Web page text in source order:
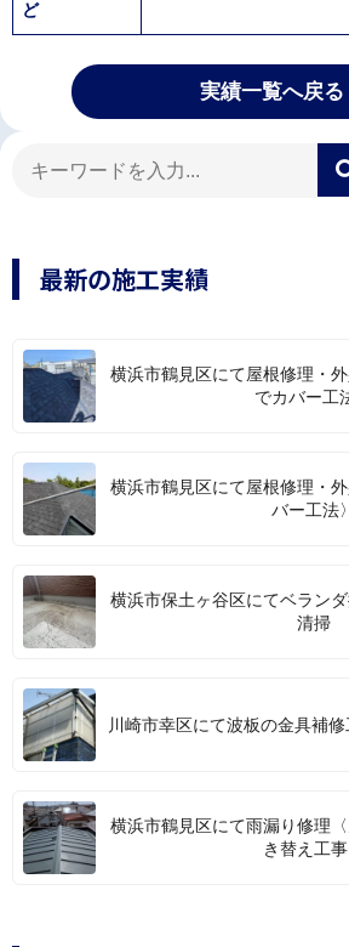
ど
実績一覧へ戻る
最新の施工実績
横浜市鶴見区にて屋根修理・
でカバー工
横浜市鶴見区にて屋根修理・
バー工法〉
横浜市保土ヶ谷区にてベラン
清掃
川崎市幸区にて波板の金具補
横浜市鶴見区にて雨漏り修理
き替え工事